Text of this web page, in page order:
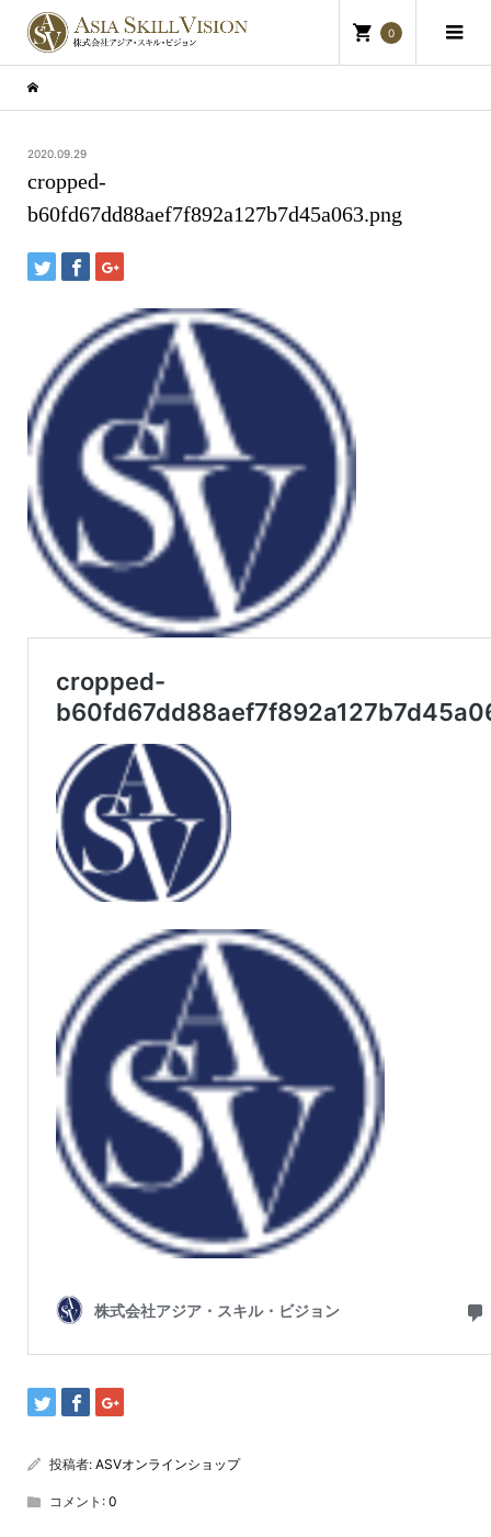
0
2020.09.29
cropped-
b60fd67dd88aef7f892a127b7d45a063.png
投稿者: ASVオンラインショップ
コメント: 0